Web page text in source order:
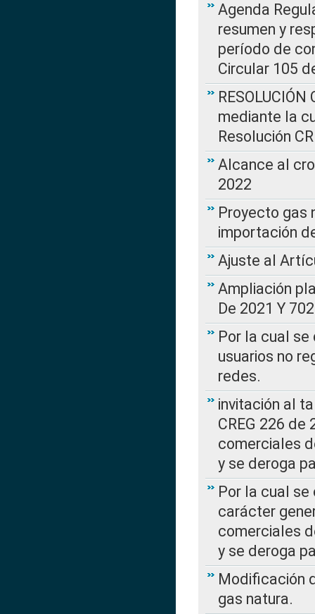
Agenda
resumen y
período de
Circular 105
mediante la
Resolución
Alcance al
2022
Proyecto gas
importación
Ajuste al
Ampliación
De 2021 Y
Por la cual
usuarios no
redes.
invitación al
CREG 226
comerciales
y se deroga
Por la cual
carácter
comerciales
y se deroga
Modificación
gas natura.